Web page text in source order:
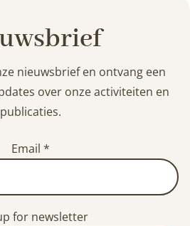
nieuwsbrief en ontvang een
over onze activiteiten en
publicaties.
Email *
for newsletter